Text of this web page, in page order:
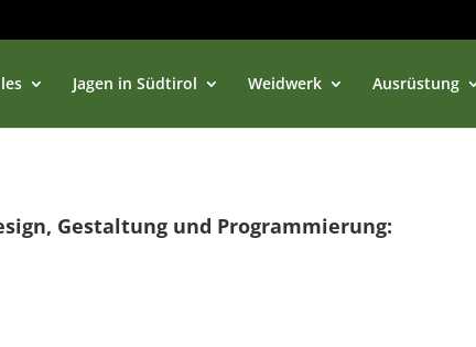
Jagen in Südtirol Weidwerk Ausrüstung
Gestaltung und Programmierung: